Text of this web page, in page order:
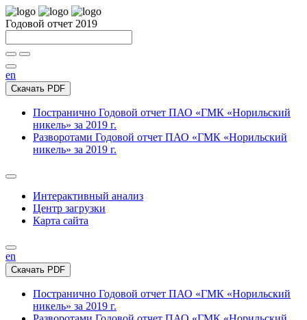
Годовой отчет 2019
en
Скачать PDF
Постранично Годовой отчет ПАО «ГМК «Норильский
никель» за 2019 г.
Разворотами Годовой отчет ПАО «ГМК «Норильский
никель» за 2019 г.
Интерактивный анализ
Центр загрузки
Карта сайта
en
Скачать PDF
Постранично Годовой отчет ПАО «ГМК «Норильский
никель» за 2019 г.